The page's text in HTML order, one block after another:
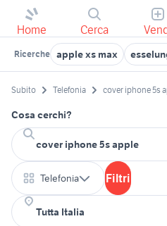
Home Cerca
Ricerche apple xs max
Subito Telefonia cover iphone 5s
Cosa cerchi?
Telefonia Filtri